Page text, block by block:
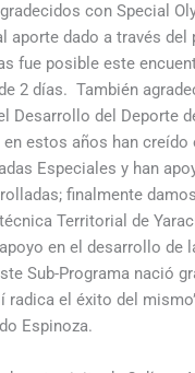
con Special
aporte dado a través del
fue posible este
2 días. También
Desarrollo del Deporte
en estos años han
Especiales y han
finalmente
Territorial de
en el desarrollo de
Sub-Programa nació
radica el éxito del
Espinoza.